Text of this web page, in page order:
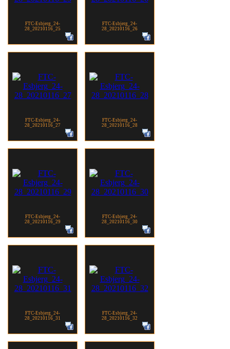
FTC-Esbjerg_24-
28_20210116_25
FTC-Esbjerg_24-
28_20210116_26
FTC-Esbjerg_24-
28_20210116_27
FTC-Esbjerg_24-
28_20210116_28
FTC-Esbjerg_24-
28_20210116_29
FTC-Esbjerg_24-
28_20210116_30
FTC-Esbjerg_24-
28_20210116_31
FTC-Esbjerg_24-
28_20210116_32